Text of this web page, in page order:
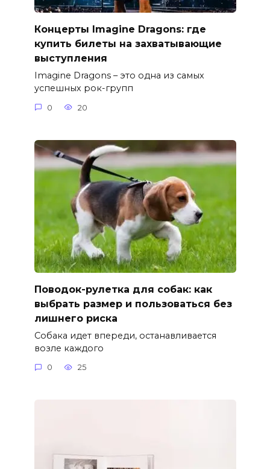
Концерты Imagine Dragons: где
купить билеты на захватывающие
выступления
Imagine Dragons – это одна из самых
успешных рок-групп
0 20
Поводок-рулетка для собак: как
выбрать размер и пользоваться без
лишнего риска
Собака идет впереди, останавливается
возле каждого
0 25